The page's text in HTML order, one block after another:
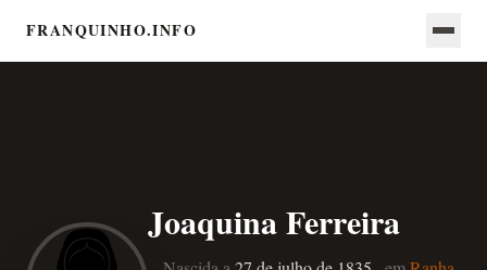
FRANQUINHO.INFO
Joaquina Ferreira